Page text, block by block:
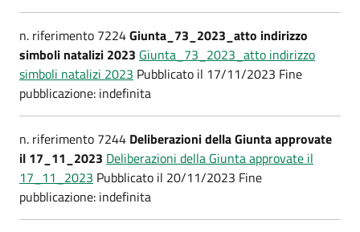
n. riferimento 7224Giunta_73_2023_atto indirizzo
simboli natalizi 2023 Giunta_73_2023_atto indirizzo
simboli natalizi 2023 Pubblicato il 17/11/2023 Fine
pubblicazione: indefinita
n. riferimento 7244 Deliberazioni della Giunta approvate
il 17_11_2023 Deliberazioni della Giunta approvate il
17_11_2023 Pubblicato il 20/11/2023 Fine
pubblicazione: indefinita